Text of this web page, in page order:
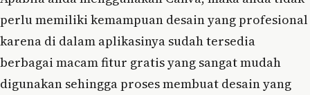
perlu memiliki kemampuan desain yang profesional
karena di dalam aplikasinya sudah tersedia
berbagai macam fitur gratis yang sangat mudah
digunakan sehingga proses membuat desain yang